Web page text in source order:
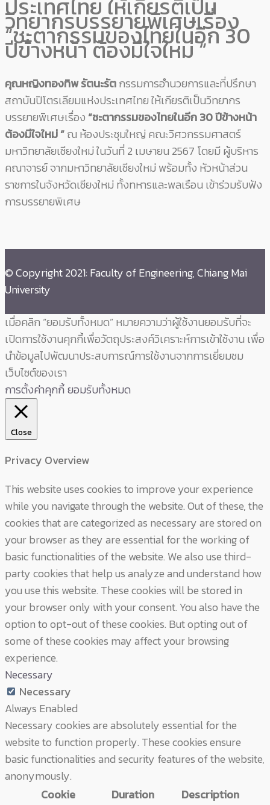
ประเทศไทย ให้เกียรติเป็น
วิทยากรบรรยายพิเศษเรื่อง
“ชะตากรรมของไทยในอีก 30
ปีข้างหน้า ต้องมีใจใหม่ “
คุณหญิงทองทิพ รัตนะรัตกรรมการอำนวยการและที่ปรึกษา
สถาบันปิโตรเลียมแห่งประเทศไทย ให้เกียรติเป็นวิทยากร
บรรยายพิเศษเรื่อง“ชะตากรรมของไทยในอีก 30 ปีข้างหน้า
ต้องมีใจใหม่ ”ณ ห้องประชุมใหญ่ คณะวิศวกรรมศาสตร์
มหาวิทยาลัยเชียงใหม่ ในวันที่ 2 เมษายน 2567 โดยมี ผู้บริหาร
คณาจารย์ จากมหาวิทยาลัยเชียงใหม่ พร้อมทั้ง หัวหน้าส่วน
ราชการในจังหวัดเชียงใหม่ ทั้งทหารและพลเรือน เข้าร่วมรับฟัง
การบรรยายพิเศษ
© Copyright 2021: Faculty of Engineering, Chiang Mai
University
เมื่อคลิก “ยอมรับทั้งหมด” หมายความว่าผู้ใช้งานยอมรับที่จะ
เปิดการใช้งานคุกกี้เพื่อวัตถุประสงค์วิเคราะห์การเข้าใช้งาน เพื่อ
นำข้อมูลไปพัฒนาประสบการณ์การใช้งานจากการเยี่ยมชม
เว็บไซต์ของเรา
การตั้งค่าคุกกี้ยอมรับทั้งหมด
Close
Privacy Overview
This website uses cookies to improve your experience
while you navigate through the website. Out of these, the
cookies that are categorized as necessary are stored on
your browser as they are essential for the working of
basic functionalities of the website. We also use third-
party cookies that help us analyze and understand how
you use this website. These cookies will be stored in
your browser only with your consent. You also have the
option to opt-out of these cookies. But opting out of
some of these cookies may affect your browsing
experience.
Necessary
Necessary
Always Enabled
Necessary cookies are absolutely essential for the
website to function properly. These cookies ensure
basic functionalities and security features of the website,
anonymously.
Cookie
Duration Description